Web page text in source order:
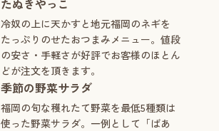
たぬきやっこ
冷奴の上に天かすと地元福岡のネギを
たっぷりのせたおつまみメニュー。値段
の安さ・手軽さが好評でお客様のほとん
どが注文を頂きます。
季節の野菜サラダ
福岡の旬な穫れたて野菜を最低5種類は
使った野菜サラダ。一例として「ばあ